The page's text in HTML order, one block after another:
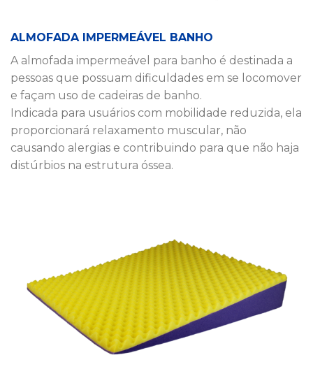
ALMOFADA IMPERMEÁVEL BANHO
A almofada impermeável para banho é destinada a
pessoas que possuam dificuldades em se locomover
e façam uso de cadeiras de banho.
Indicada para usuários com mobilidade reduzida, ela
proporcionará relaxamento muscular, não
causando alergias e contribuindo para que não haja
distúrbios na estrutura óssea.